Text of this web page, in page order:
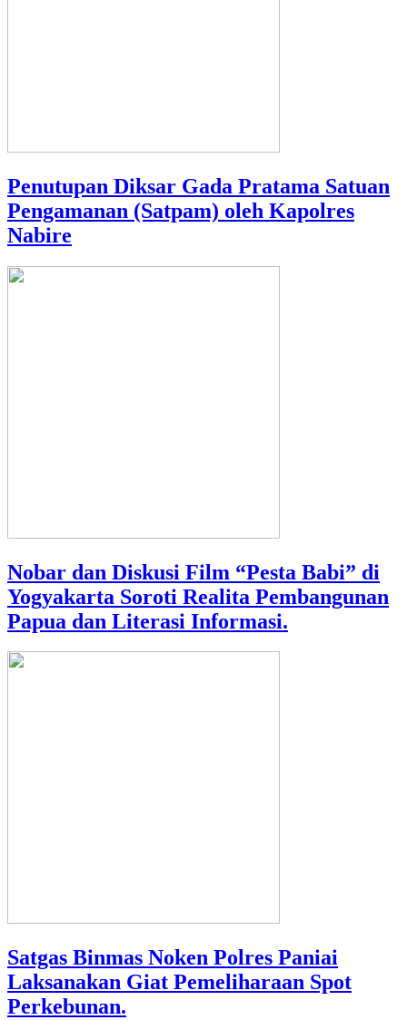
Penutupan Diksar Gada Pratama Satuan
Pengamanan (Satpam) oleh Kapolres
Nabire
Nobar dan Diskusi Film “Pesta Babi” di
Yogyakarta Soroti Realita Pembangunan
Papua dan Literasi Informasi.
Satgas Binmas Noken Polres Paniai
Laksanakan Giat Pemeliharaan Spot
Perkebunan.